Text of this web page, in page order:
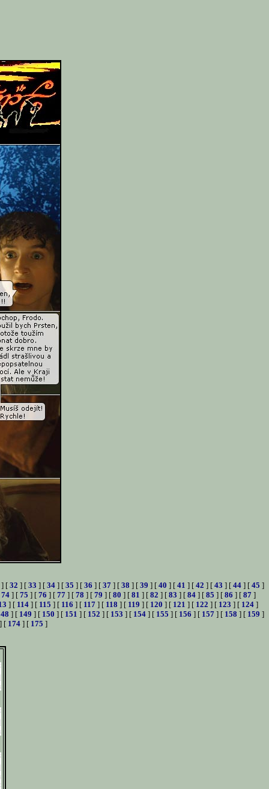
] [ 32 ] [ 33 ] [ 34 ] [ 35 ] [ 36 ] [ 37 ] [ 38 ] [ 39 ] [ 40 ] [ 41 ] [ 42 ] [ 43 ] [ 44 ] [ 45 ]
74] [ 75 ] [ 76 ] [ 77] [ 78 ] [ 79 ] [ 80 ] [ 81 ] [ 82 ] [ 83 ] [ 84] [ 85 ] [ 86 ] [ 87]
] [ 114 ] [ 115 ] [ 116 ] [ 117 ] [ 118 ] [ 119 ] [ 120 ] [ 121 ] [ 122 ] [ 123 ] [ 124 ]
] [ 149 ] [ 150 ] [ 151 ] [ 152 ] [ 153 ] [ 154] [ 155 ] [ 156 ] [ 157] [ 158 ] [ 159 ]
[ 174] [ 175 ]